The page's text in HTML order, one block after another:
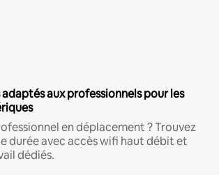
aux professionnels pour les
en déplacement ? Trouvez
durée avec accès wifi haut débit et
dédiés.